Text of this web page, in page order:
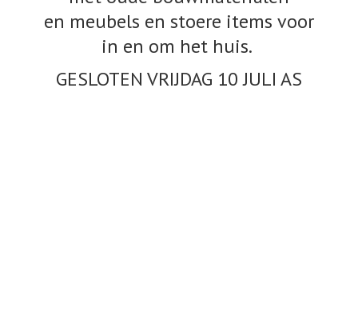
en meubels en stoere items voor
in en om het huis.
GESLOTEN VRIJDAG 10JULI AS